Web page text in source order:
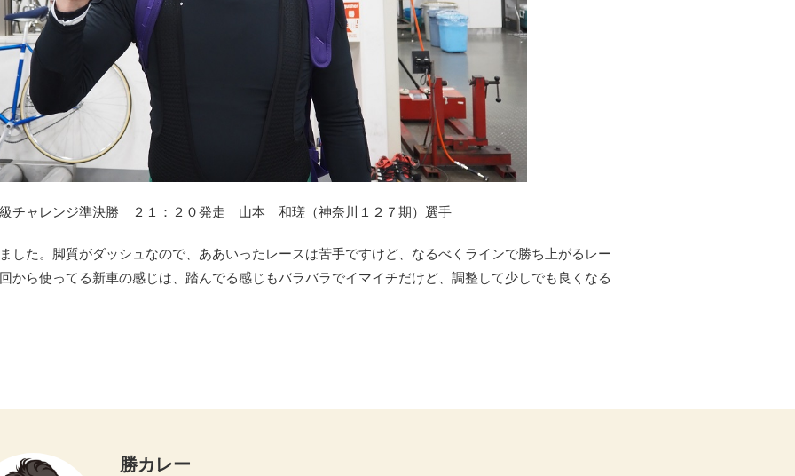
チャレンジ準決勝 ２１：２０発走 山本 和瑳（神奈川１２７期）選手
した。脚質がダッシュなので、ああいったレースは苦手ですけど、なるべくラインで勝ち上がるレー
から使ってる新車の感じは、踏んでる感じもバラバラでイマイチだけど、調整して少しでも良くなる
勝カレー